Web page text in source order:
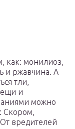
как: монилиоз,
и ржавчина. А
тли,
и
можно
Скором,
вредителей